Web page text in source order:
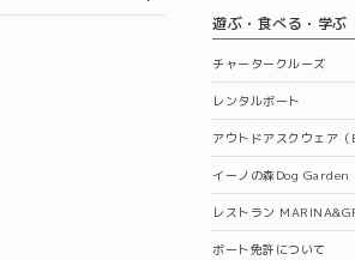
遊ぶ・食べる・学ぶ
チャータークルーズ
レンタルボート
アウトドアスクウェア（
イーノの森Dog Garden
レストラン
ボート免許について